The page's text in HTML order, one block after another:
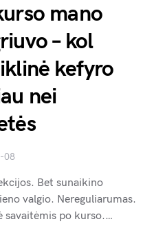
mano
– kol
kefyro
nei
08
Bet sunaikino
valgio. Nereguliarumas.
savaitėmis po kurso.…